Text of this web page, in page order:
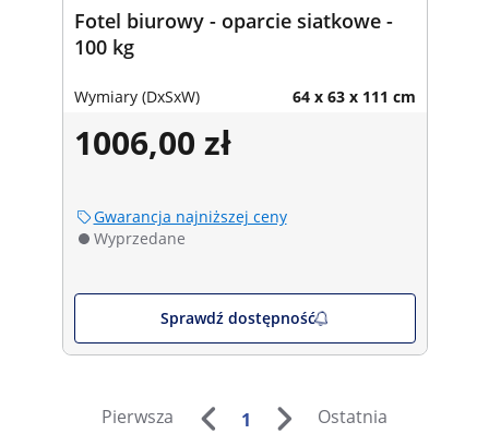
Fotel biurowy - oparcie siatkowe -
100 kg
Wymiary (DxSxW) 64 x 63 x 111 cm
1006,00 zł
Gwarancja najniższej ceny
Wyprzedane
Sprawdź dostępność
Pierwsza 1 Ostatnia